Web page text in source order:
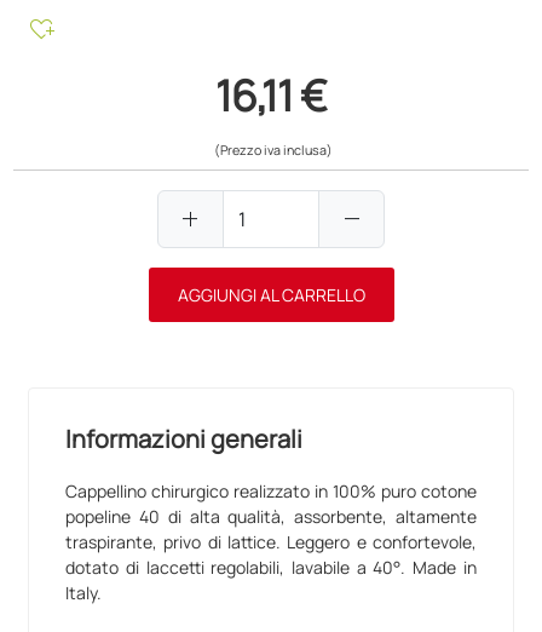
heart_plus
16,11 €
(Prezzo iva inclusa)
add remove
AGGIUNGI AL CARRELLO
Informazioni generali
Cappellino chirurgico realizzato in 100% puro cotone
popeline 40 di alta qualità, assorbente, altamente
traspirante, privo di lattice. Leggero e confortevole,
dotato di laccetti regolabili, lavabile a 40°. Made in
Italy.